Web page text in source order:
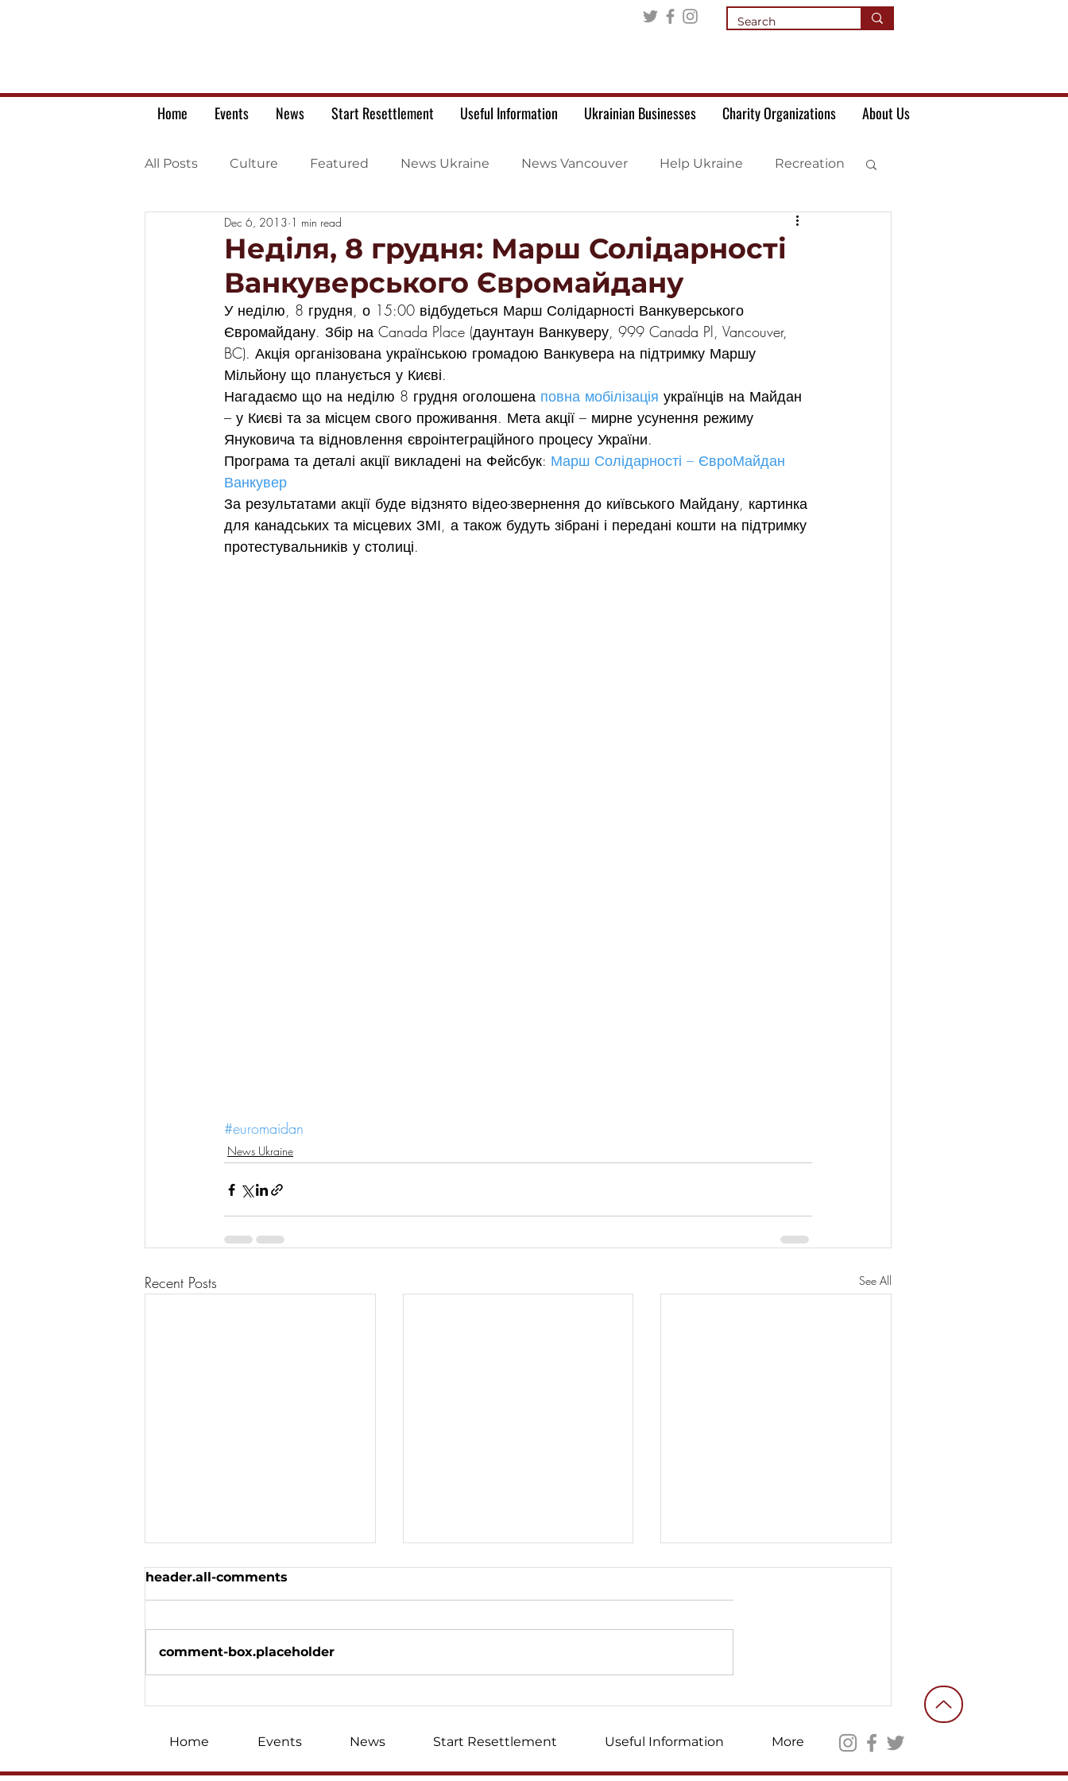
Home Events News Start Resettlement Useful Information Ukrainian Businesses Charity Organizations About Us
All Posts Culture Featured News Ukraine News Vancouver Help Ukraine Recreation
Ukrainian war letters
Неділя, 8 грудня: Марш Солідарності
Ванкуверського Євромайдану
Dec 6, 2013 1 min read
У неділю, 8 грудня, о 15:00 відбудеться Марш Солідарності Ванкуверського
Євромайдану. Збір на Canada Place (даунтаун Ванкуверу, 999 Canada Pl, Vancouver,
BC). Акція організована українською громадою Ванкувера на підтримку Маршу
Мільйону що планується у Києві.
Нагадаємо що на неділю 8 грудня оголошена повна мобілізація українців на Майдан
– у Києві та за місцем свого проживання. Мета акції – мирне усунення режиму
Януковича та відновлення євроінтеграційного процесу України.
Програма та деталі акції викладені на Фейсбук: Марш Солідарності – ЄвроМайдан
Ванкувер
За результатами акції буде відзнято відео-звернення до київського Майдану, картинка
для канадських та місцевих ЗМІ, а також будуть зібрані і передані кошти на підтримку
протестувальників у столиці.
#euromaidan
News Ukraine
Recent Posts See All
congratulated women on
International Women’s
Day
header.all-comments
comment-box.placeholder
Home Events News Start Resettlement Useful Information More